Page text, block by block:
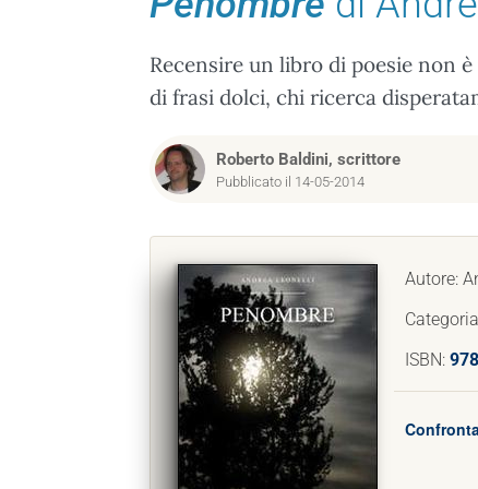
Recensire un libro di poesie non
di frasi dolci, chi ricerca
Roberto Baldini, scrittore
Pubblicato il 14-05-2014
Autore:
ISBN: